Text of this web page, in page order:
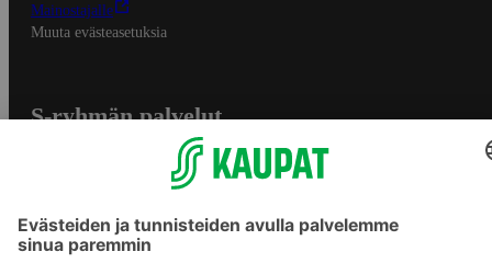
Mainostajalle
Muuta evästeasetuksia
S-ryhmän palvelut
Yhteishyvä Ruoka -sovellus
S-ostoslista -sovellus